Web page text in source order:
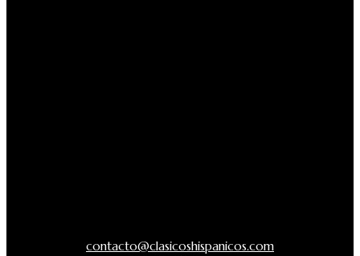
contacto@clasicoshispanicos.com